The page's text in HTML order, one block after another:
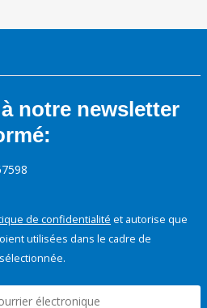
notre newsletter
de confidentialité et autorise que
utilisées dans le cadre de